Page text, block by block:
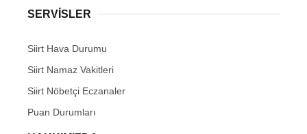
SERVİSLER
Siirt Hava Durumu
Siirt Namaz Vakitleri
Siirt Nöbetçi Eczanaler
Puan Durumları